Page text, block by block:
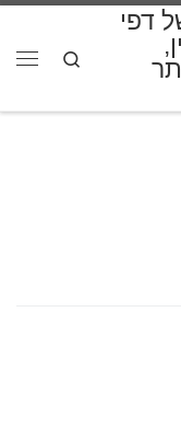
דפי
Search